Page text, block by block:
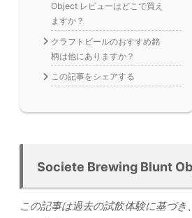
Object レビューはどこで買え
ますか？
クラフトビールのおすすめ銘
柄は他にありますか？
この記事をシェアする
Societe Brewing Blunt
この記事は過去の試飲体験に基づ